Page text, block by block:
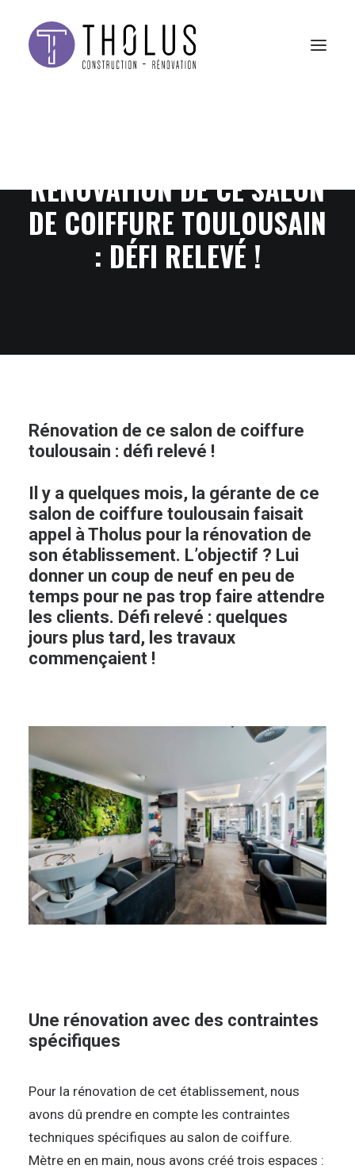
RÉNOVATION DE CE SALON
DE COIFFURE TOULOUSAIN
: DÉFI RELEVÉ !
Rénovation de ce salon de coiffure
toulousain : défi relevé !
Il y a quelques mois, la gérante de ce
salon de coiffure toulousain faisait
appel à Tholus pour la rénovation de
son établissement. L’objectif ? Lui
donner un coup de neuf en peu de
temps pour ne pas trop faire attendre
les clients. Défi relevé : quelques
jours plus tard, les travaux
commençaient !
Une rénovation avec des contraintes
spécifiques
Pour la rénovation de cet établissement, nous
avons dû prendre en compte les contraintes
techniques spécifiques au salon de coiffure.
Mètre en en main, nous avons créé trois espaces :